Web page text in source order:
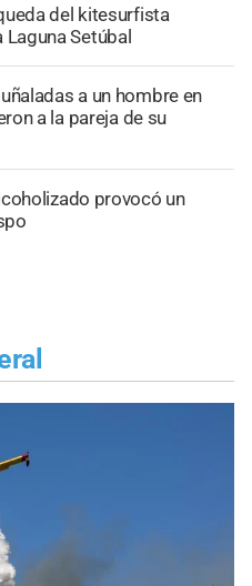
del kitesurfista
Setúbal
a un hombre en
a la pareja de su
provocó un